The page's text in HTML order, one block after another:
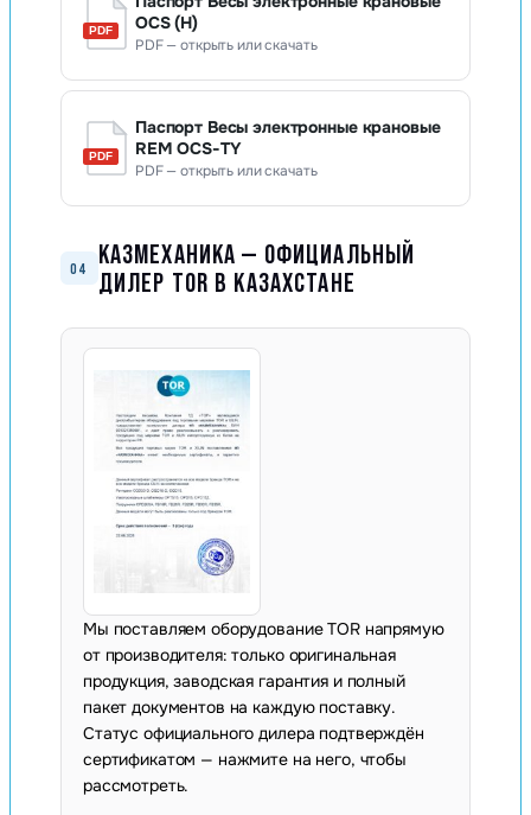
OCS (H)
PDF — открыть или скачать
Паспорт Весы электронные крановые
REM OCS-TY
PDF — открыть или скачать
04
КАЗМЕХАНИКА — ОФИЦИАЛЬНЫЙ
ДИЛЕР TOR В КАЗАХСТАНЕ
Мы поставляем оборудование TOR напрямую
от производителя: только оригинальная
продукция, заводская гарантия и полный
пакет документов на каждую поставку.
Статус официального дилера подтверждён
сертификатом — нажмите на него, чтобы
рассмотреть.